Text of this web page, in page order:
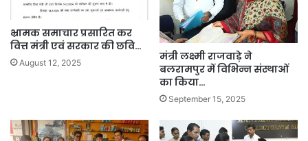
भ्रामक समाचार प्रसारित कर
वित्त मंत्री एवं सरकार की छवि…
August 12, 2025
मंत्री लक्ष्मी राजवाड़े ने
बलरामपुर में विभिन्न संस्थाओं
का किया…
September 15, 2025